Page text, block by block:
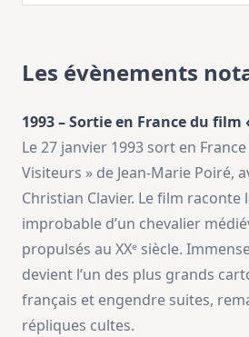
Les évènements
1993 – Sortie en France du film
Le 27 janvier 1993 sort en
Visiteurs » de Jean-Marie Poiré,
Christian Clavier. Le film raconte
improbable d’un chevalier
propulsés au XXᵉ siècle.
devient l’un des plus grands
français et engendre suites,
répliques cultes.